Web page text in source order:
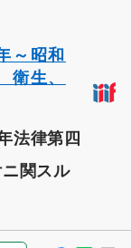
～昭和
衛生、
法律第四
関スル